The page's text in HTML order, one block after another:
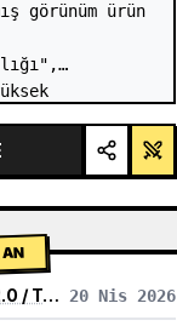
görünüm ürün
vurgular",
VER2.0 20 Nis 2026